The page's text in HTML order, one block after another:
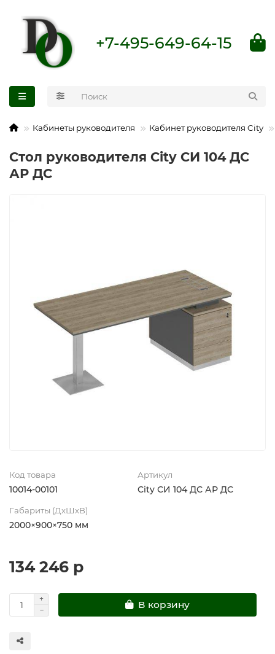
+7-495-649-64-15
Кабинеты руководителя Кабинет руководителя City
Стол руководителя City СИ 104 ДС
АР ДС
Код товара
10014-00101
Артикул
City СИ 104 ДС АР ДС
Габариты (ДхШхВ)
2000×900×750 мм
134 246 р
В корзину